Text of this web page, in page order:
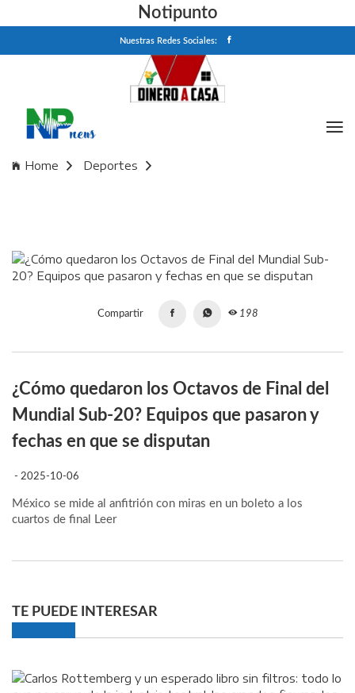
Notipunto
Nuestras Redes Sociales:
Home
Deportes
Compartir 198
¿Cómo quedaron los Octavos de Final del
Mundial Sub-20? Equipos que pasaron y
fechas en que se disputan
- 2025-10-06
México se mide al anfitrión con miras en un boleto a los
cuartos de final
Leer
TE PUEDE INTERESAR